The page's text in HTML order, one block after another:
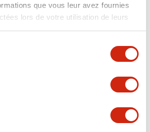
que vous leur avez fournies
lors de votre utilisation de leurs
Tout développer